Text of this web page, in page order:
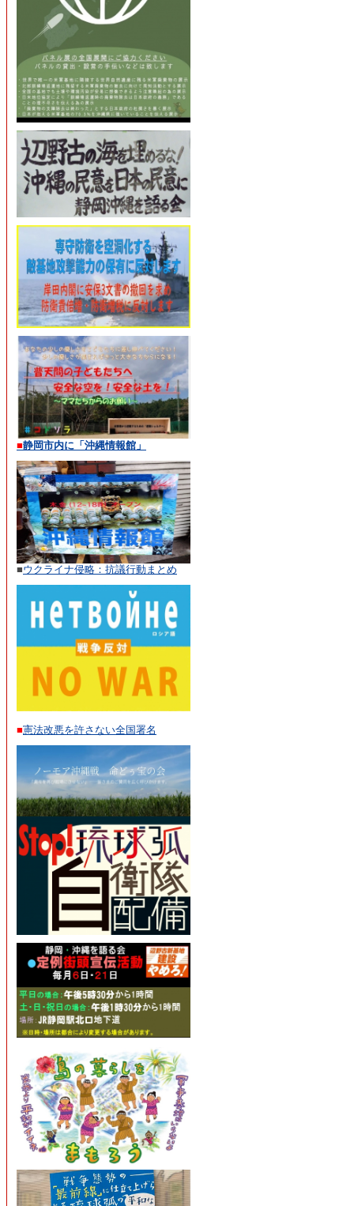
■静岡市内に「沖縄情報館」
■ウクライナ侵略：抗議行動まとめ
■憲法改悪を許さない全国署名